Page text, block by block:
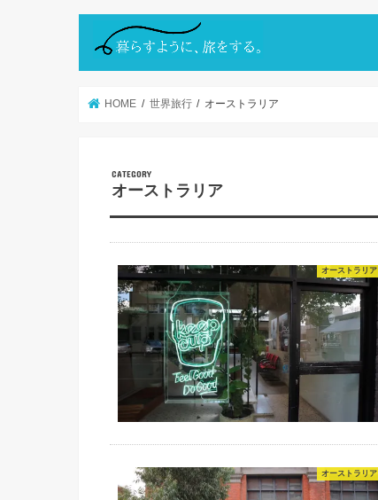
HOME 世界旅行 オーストラリア
オーストラリア
オーストラリア
オーストラリア